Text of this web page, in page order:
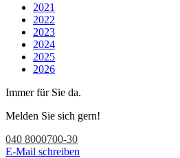
2021
2022
2023
2024
2025
2026
Immer für Sie da.
Melden Sie sich gern!
040 8000700-30
E-Mail schreiben